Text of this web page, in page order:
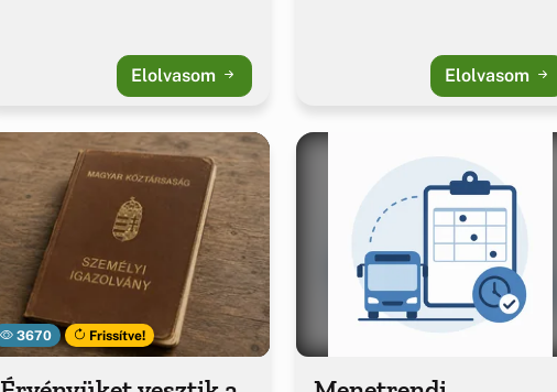
Elolvasom Elolvasom
3670 Frissítve!